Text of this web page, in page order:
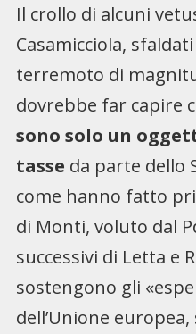
Il crollo di alcuni
Casamicciola,
terremoto di
dovrebbe far capire
sono solo un
tasse da parte dello
come hanno fatto
di Monti, voluto dal
successivi di Letta e
sostengono gli
dell’Unione